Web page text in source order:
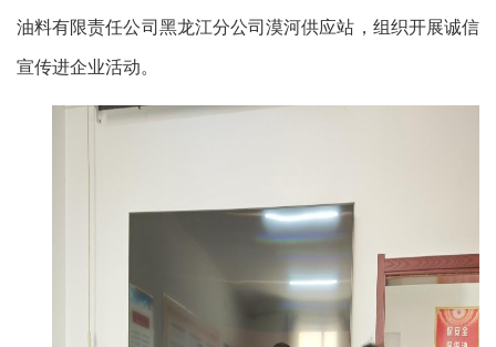
油料有限责任公司黑龙江分公司漠河供应站，组织开展诚信
宣传进企业活动。